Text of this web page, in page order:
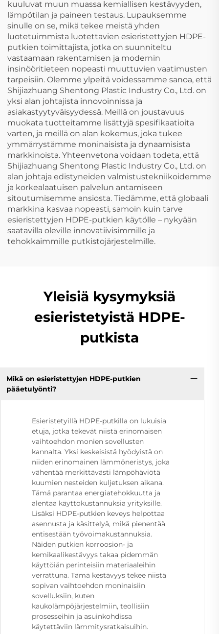
kuuluvat muun muassa kemiallisen kestävyyden,
lämpötilan ja paineen testaus. Lupauksemme
sinulle on se, mikä tekee meistä yhden
luotetuimmista luotettavien esieristettyjen HDPE-
putkien toimittajista, jotka on suunniteltu
vastaamaan rakentamisen ja modernin
insinööritieteen nopeasti muuttuvien vaatimusten
tarpeisiin. Olemme ylpeitä voidessamme sanoa, että
Shijiazhuang Shentong Plastic Industry Co., Ltd. on
yksi alan johtajista innovoinnissa ja
asiakastyytyväisyydessä. Meillä on joustavuus
muokata tuotteitamme lisättyjä spesifikaatioita
varten, ja meillä on alan kokemus, joka tukee
ymmärrystämme moninaisista ja dynaamisista
markkinoista. Yhteenvetona voidaan todeta, että
Shijiazhuang Shentong Plastic Industry Co., Ltd. on
alan johtaja edistyneiden valmistustekniikoidemme
ja korkealaatuisen palvelun antamiseen
sitoutumisemme ansiosta. Tiedämme, että globaali
markkina kasvaa nopeasti, samoin kuin tarve
esieristettyjen HDPE-putkien käytölle – nykyään
saatavilla oleville innovatiivisimmille ja
tehokkaimmille putkistojärjestelmille.
Yleisiä kysymyksiä
esieristetyistä HDPE-
putkista
Mikä on esieristettyjen HDPE-putkien
pääetulyönti?
Esieristetyillä HDPE-putkilla on lukuisia
etuja, jotka tekevät niistä erinomaisen
vaihtoehdon monien sovellusten
kannalta. Yksi keskeisistä hyödyistä on
niiden erinomainen lämmöneristys, joka
vähentää merkittävästi lämpöhäviötä
kuumien nesteiden kuljetuksen aikana.
Tämä parantaa energiatehokkuutta ja
alentaa käyttökustannuksia yrityksille.
Lisäksi HDPE-putkien keveys helpottaa
asennusta ja käsittelyä, mikä pienentää
entisestään työvoimakustannuksia.
Näiden putkien korroosion- ja
kemikaalikestävyys takaa pidemmän
käyttöiän perinteisiin materiaaleihin
verrattuna. Tämä kestävyys tekee niistä
sopivan vaihtoehdon moninaisiin
sovelluksiin, kuten
kaukolämpöjärjestelmiin, teollisiin
prosesseihin ja asuinkohdissa
käytettäviin lämmitysratkaisuihin.